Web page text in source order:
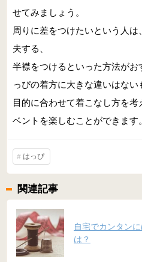
せてみましょう。
周りに差をつけたいという人
夫する、
半襟をつけるといった方法が
っぴの着方に大きな違いはない
目的に合わせて着こなし方を
ベントを楽しむことができます。
はっぴ
関連記事
自宅でカンタン
は？